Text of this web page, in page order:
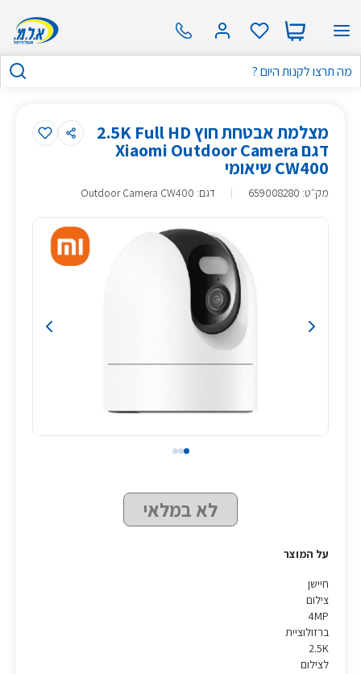
מצלמת אבטחת חוץ 2.5K Full HD
דגם Xiaomi Outdoor Camera
CW400 שיאומי
מק״ט:
659008280 דגם: Outdoor Camera CW400
לא במלאי
על המוצר
חיישן
צילום
4MP
ברזולוציית
2.5K
לצילום